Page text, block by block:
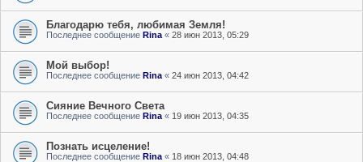
Благодарю тебя, любимая Земля!
Последнее сообщение Rina « 28 июн 2013, 05:29
Мой выбор!
Последнее сообщение Rina « 24 июн 2013, 04:42
Сияние Вечного Света
Последнее сообщение Rina « 19 июн 2013, 04:35
Познать исцеление!
Последнее сообщение Rina « 18 июн 2013, 04:48